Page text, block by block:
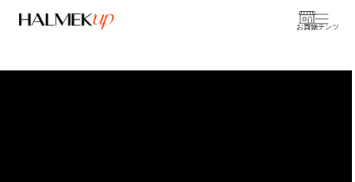
お買物
コンテンツ